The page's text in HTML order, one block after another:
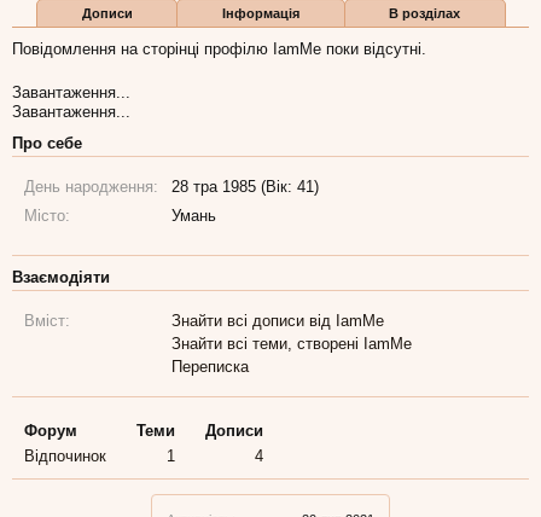
Дописи
Інформація В розділах
Повідомлення на сторінці профілю IamMe поки відсутні.
Завантаження...
Завантаження...
Про себе
День народження:
28 тра 1985 (Вік: 41)
Місто:
Умань
Взаємодіяти
Вміст:
Знайти всі дописи від IamMe
Знайти всі теми, створені IamMe
Переписка
Форум Теми
Дописи
Відпочинок
1 4